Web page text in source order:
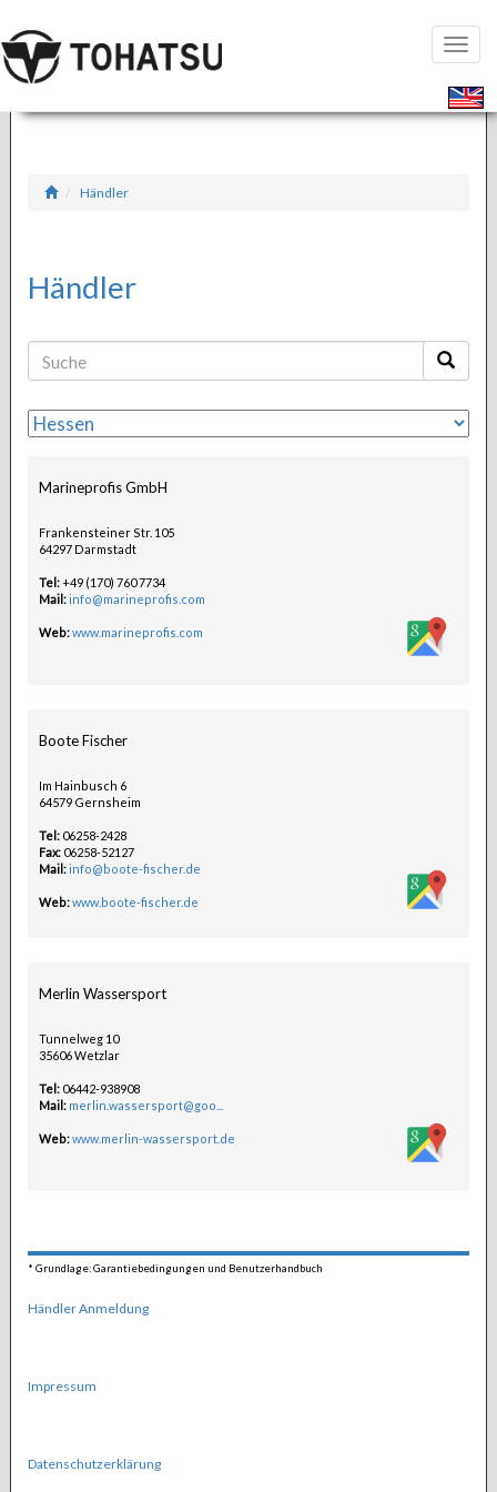
öffnen
Händler
Händler
Marineprofis GmbH
Frankensteiner Str. 105
64297 Darmstadt
Tel:+49 (170) 760 7734
Mail:info@marineprofis.com
Web:www.marineprofis.com
Boote Fischer
Im Hainbusch 6
64579 Gernsheim
Tel:06258-2428
Fax:06258-52127
Mail:info@boote-fischer.de
Web:www.boote-fischer.de
Merlin Wassersport
Tunnelweg 10
35606 Wetzlar
Tel:06442-938908
Mail: merlin.wassersport@goo...
Web:www.merlin-wassersport.de
* Grundlage: Garantiebedingungen und Benutzerhandbuch
Händler Anmeldung
Impressum
Datenschutzerklärung